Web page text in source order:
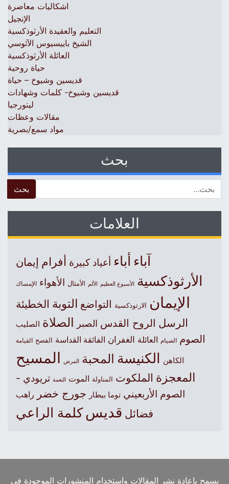
اشكاليات معاصرة
الإنجيل
التعليم والعقيدة الأرثوذكسية
الشيخ باييسيوس الآثوسي
العائلة الأرثوذكسية
حياة روحية
قديسين وشيوخ – حياة
قديسين وشيوخ- كلمات وشهادات
ليتورجيا
مقالات وعظات
مواد سمع/بصرية
بحث
العلامات
آباءأباء أعياد كبيرة أفرام إيمان
الأرثوذكسية الأسبوع العظيم الألم الأمثال الأهواء الإمساك
الإيمان الارثوذكسية التواضع التوبة الخطيئة
الرسل الروح القدس الصبر الصلاة الصليب
الصوم الصيام العائلة الغفران الفائقة القداسة الفصح القيامة
الكاهن الكنيسةالمحبة المرض المسيح
المعجزة الملكوت المناولة الموت النعمة تريودي -
الصوم الأربعيني توما بيطار جورج خضر راهب
فضائل قديس كلمة الراعي
يسمح بإعادة نشر المقالات واستخدام المنشورات الموجودة في